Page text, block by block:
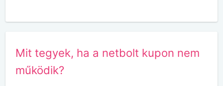
Mit tegyek, ha a netbolt kupon nem
működik?